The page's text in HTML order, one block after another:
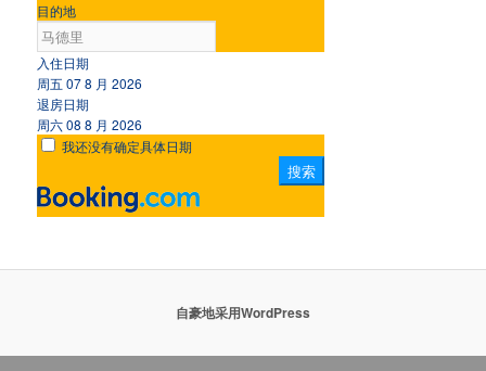
目的地
入住日期
周五 07 8 月 2026
退房日期
周六 08 8 月 2026
我还没有确定具体日期
自豪地采用WordPress